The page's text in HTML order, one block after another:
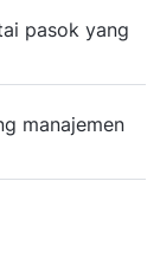
pasok yang
pasok
manajemen